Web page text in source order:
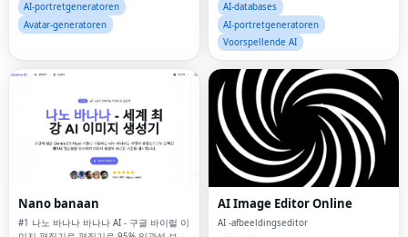
AI-portretgeneratoren
Avatar-generatoren
AI-databases
AI-portretgeneratoren
Voorspellende AI
Nano banaan
#1 나노 바나나 바나나 AI - 구글 바이럴 이
AI Image Editor Online
AI -afbeeldingseditor